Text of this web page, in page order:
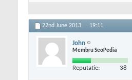
22nd June 2013, 19:11
John
Membru SeoPedia
Reputatie: 38